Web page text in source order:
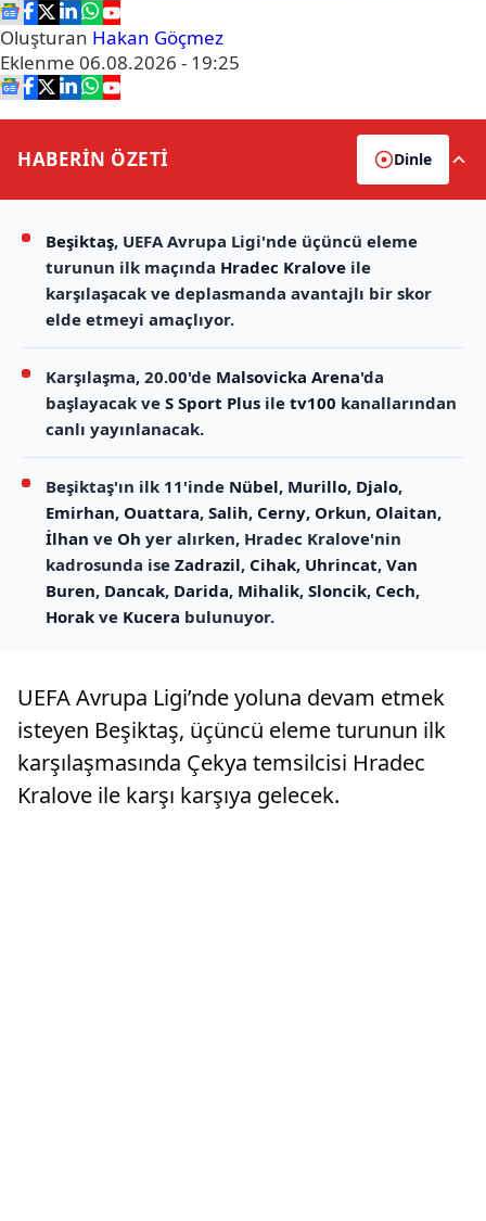
Oluşturan Hakan Göçmez
Eklenme 06.08.2026 - 19:25
HABERİN ÖZETİ Dinle
Beşiktaş, UEFA Avrupa Ligi'nde üçüncü eleme
turunun ilk maçında Hradec Kralove ile
karşılaşacak ve deplasmanda avantajlı bir skor
elde etmeyi amaçlıyor.
Karşılaşma, 20.00'de Malsovicka Arena'da
başlayacak ve S Sport Plus ile tv100 kanallarından
canlı yayınlanacak.
Beşiktaş'ın ilk 11'inde Nübel, Murillo, Djalo,
Emirhan, Ouattara, Salih, Cerny, Orkun, Olaitan,
İlhan ve Oh yer alırken, Hradec Kralove'nin
kadrosunda ise Zadrazil, Cihak, Uhrincat, Van
Buren, Dancak, Darida, Mihalik, Sloncik, Cech,
Horak ve Kucera bulunuyor.
UEFA Avrupa Ligi’nde yoluna devam etmek
isteyen Beşiktaş, üçüncü eleme turunun ilk
karşılaşmasında Çekya temsilcisi Hradec
Kralove ile karşı karşıya gelecek.